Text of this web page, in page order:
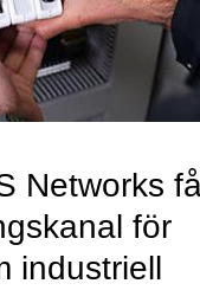
Networks
för
industriell